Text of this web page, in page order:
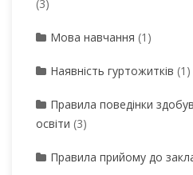
(3)
Мова навчання (1)
Наявність гуртожитків (1)
Правила поведінки
освіти (3)
Правила прийому до